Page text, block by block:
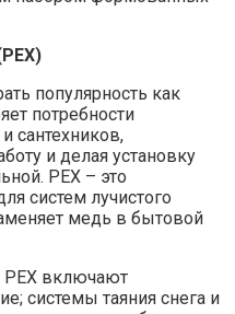
популярность как
потребности
сантехников,
и делая установку
PEX – это
систем лучистого
медь в бытовой
PEX включают
системы таяния снега и